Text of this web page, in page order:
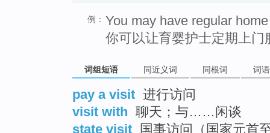
例： You may have regular
你可以让育婴护士定期上门
词组短语 同近义词 同根词 词
pay a visit 进行访问
visit with 聊天；与……闲谈
state visit
国事访问（国家元首